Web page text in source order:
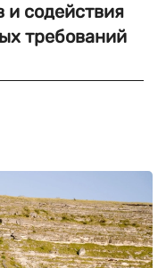
и содействия
требований